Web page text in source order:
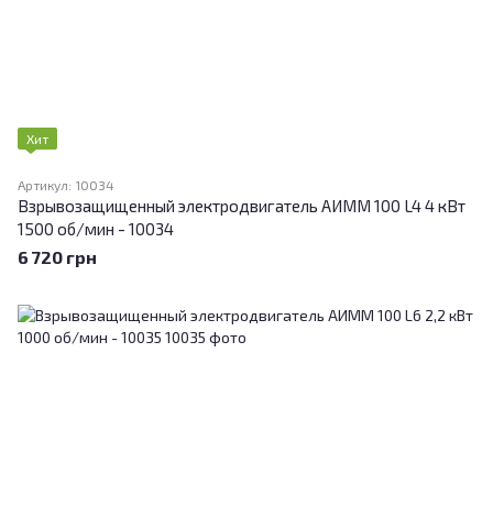
Хит
Артикул: 10034
Взрывозащищенный электродвигатель АИММ 100 L4 4 кВт
1500 об/мин - 10034
6 720 грн